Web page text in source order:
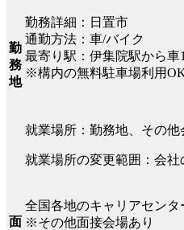
勤
務
地
勤務詳細：日置市
通勤方法：車/バイク
最寄り駅：伊集院駅から車
※構内の無料駐車場利用
就業場所：勤務地、その他
就業場所の変更範囲：会
面
全国各地のキャリアセンタ
※その他面接会場あり